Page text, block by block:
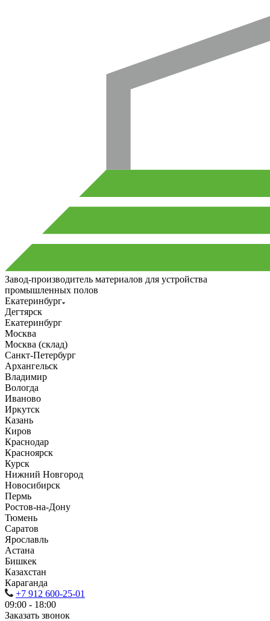
Завод-производитель материалов для устройства
промышленных полов
Екатеринбург
Дегтярск
Екатеринбург
Москва
Москва (склад)
Санкт-Петербург
Архангельск
Владимир
Вологда
Иваново
Иркутск
Казань
Киров
Краснодар
Красноярск
Курск
Нижний Новгород
Новосибирск
Пермь
Ростов-на-Дону
Тюмень
Саратов
Ярославль
Астана
Бишкек
Казахстан
Караганда
+7 912 600-25-01
09:00 - 18:00
Заказать звонок